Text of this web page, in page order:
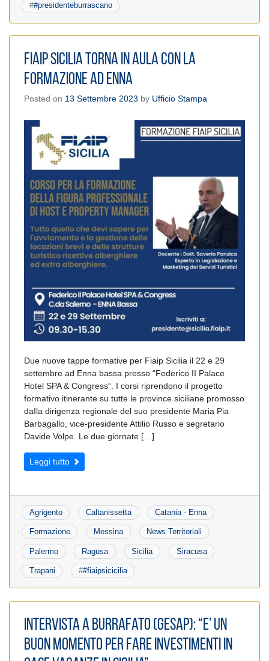
##presidenteburrascano
Fiaip Sicilia torna in aula con la
formazione ad Enna
Posted on 13 Settembre 2023 by Ufficio Stampa
Due nuove tappe formative per Fiaip Sicilia il 22 e 29
settembre ad Enna bassa presso “Federico II Palace
Hotel SPA & Congress“. I corsi riprendono il progetto
formativo itinerante su tutte le province siciliane promosso
daIla dirigenza regionale del suo presidente Maria Pia
Barbagallo, vice-presidente Attilio Russo e segretario
Davide Volpe. Le due giornate […]
Leggi tutto
Agrigento Caltanissetta Catania - Enna
Formazione Messina News Territoriali
Palermo Ragusa Sicilia Siracusa
Trapani ##fiaipsicicilia
Intervista a Burrafato (Gesap): “E’ un
buon momento per fare investimenti in